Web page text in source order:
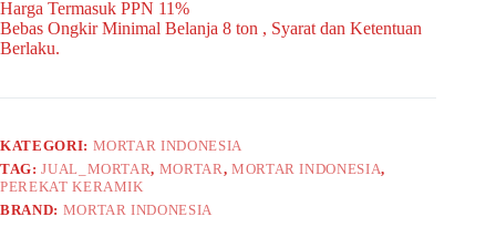
Harga Termasuk PPN 11%
Bebas Ongkir Minimal Belanja 8 ton , Syarat dan Ketentuan
Berlaku.
KATEGORI: MORTAR INDONESIA
TAG:JUAL_MORTAR, MORTAR, MORTAR INDONESIA,
PEREKAT KERAMIK
BRAND: MORTAR INDONESIA